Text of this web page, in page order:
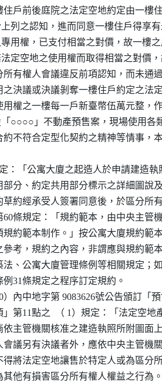
住戶前後庭院之法定空地約定由一樓
上列之認知，進而同意一樓住戶得享
專用權，已支付相當之對價，故一樓
法定空地之使用權而取得相當之對價
所有權人會議違反前項認知，而未通
之決議或決議剝奪一樓住戶約定之法
用權之一樓每一戶新臺幣伍萬元整，
設「○○○○」不動產預售案，現場使用各
約不符合定型化契約之精神等情事，
：「公寓大廈之起造人於申請建造
用部分、約定共用部分標示之詳細圖說
約草約經承受人簽署同意後，於區分所
第60條規定：「規約範本，由中央主管
項規約範本制作。」按公寓大廈規約範
之參考，規約之內容，非謂應與規約範
築法、公寓大廈管理條例等相關規定；
例31條規定之程序訂定規約。
）內中地字第 9083626號公告頒訂「
」第11點之  （ 1）規定：「法定空地
倘依主管機關核准之建造執照所附圖面
人會議另有決議者外，應依中央主管機
不得將法定空地讓售於特定人或為區分
為其他有損害區分所有權人權益之行為